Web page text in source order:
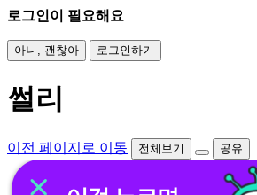
로그인이 필요해요
아니, 괜찮아 로그인하기
썰리
이전 페이지로 이동 전체보기 공유